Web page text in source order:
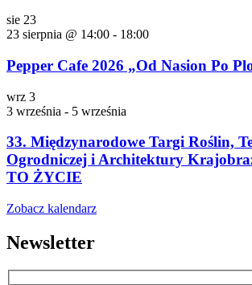
sie 23
23 sierpnia @ 14:00 - 18:00
Pepper Cafe 2026 „Od Nasion Po
wrz 3
3 września - 5 września
33. Międzynarodowe Targi Roślin,
Ogrodniczej i Architektury
TO ŻYCIE
Zobacz kalendarz
Newsletter